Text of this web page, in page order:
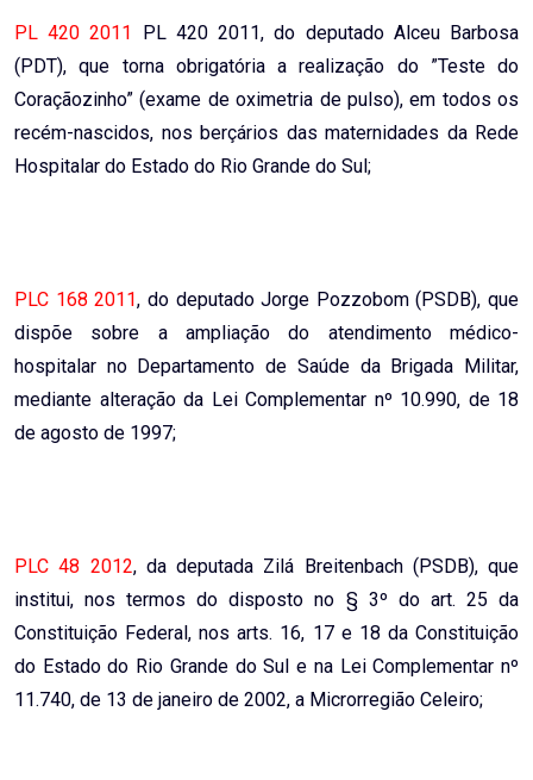
PL 420 2011
PL 420 2011, do deputado Alceu Barbosa
(PDT), que torna obrigatória a realização do ”Teste do
Coraçãozinho” (exame de oximetria de pulso), em todos os
recém-nascidos, nos berçários das maternidades da Rede
Hospitalar do Estado do Rio Grande do Sul;
PLC 168 2011, do deputado Jorge Pozzobom (PSDB), que
dispõe sobre a ampliação do atendimento médico-
hospitalar no Departamento de Saúde da Brigada Militar,
mediante alteração da Lei Complementar nº 10.990, de 18
de agosto de 1997;
PLC 48 2012, da deputada Zilá Breitenbach (PSDB), que
institui, nos termos do disposto no § 3º do art. 25 da
Constituição Federal, nos arts. 16, 17 e 18 da Constituição
do Estado do Rio Grande do Sul e na Lei Complementar nº
11.740, de 13 de janeiro de 2002, a Microrregião Celeiro;